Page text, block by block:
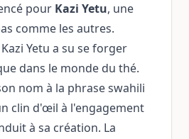
pour Kazi Yetu, une
comme les autres.
Yetu a su se forger
dans le monde du thé.
nom à la phrase swahili
clin d'œil à l'engagement
à sa création. La